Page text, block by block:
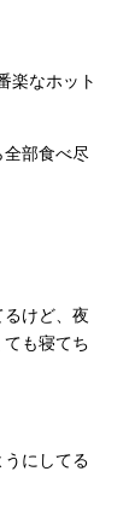
楽なホット
部食べ尽
けど、夜
も寝てち
にしてる